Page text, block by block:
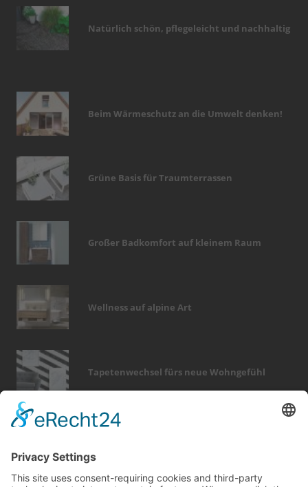
Natürlich schön, pflegeleicht und nachhaltig
Beim Wärmeschutz an die Umwelt denken!
Grüne Basis für Traumterrassen
Großer Badkomfort auf kleinem Raum
Wellness auf alpine Art
Tapetenwechsel fürs neue Wohngefühl